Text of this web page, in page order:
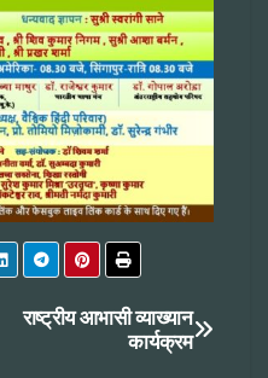
राष्ट्रीय आभासी व्याख्यान
कार्यक्रम